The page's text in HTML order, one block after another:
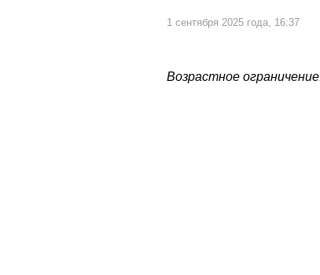
1 сентября 2025 года, 16:37
Возрастное